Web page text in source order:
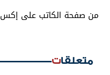
من صفحة الكاتب على إكس
متعلقات